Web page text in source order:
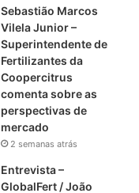
Sebastião Marcos
Vilela Junior –
Superintendente de
Fertilizantes da
Coopercitrus
comenta sobre as
perspectivas de
mercado
2 semanas atrás
Entrevista –
GlobalFert / João